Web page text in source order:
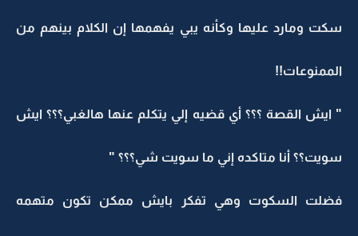
سكت ومارد عليها وكأنه يبي يفهمها إن الكلام بينهم من
الممنوعات!!
" ايش القصة ؟؟؟ أي قضيه إلي يتكلم عنها هالغبي؟؟؟ ايش
سويت؟؟ أنا متاكده إني ما سويت شي؟؟؟ "
فضلت السكوت وهي تفكر بايش ممكن تكون متهمه